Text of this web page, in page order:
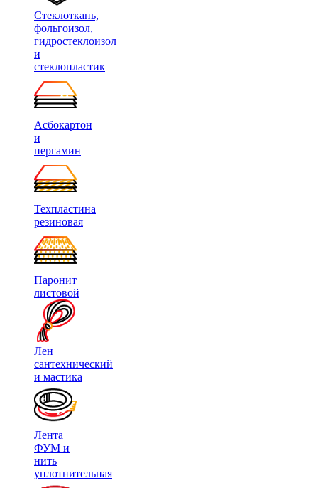
Стеклоткань,
фольгоизол,
гидростеклоизол
и
стеклопластик
Асбокартон
и
пергамин
Техпластина
резиновая
Паронит
листовой
Лен
сантехнический
и мастика
Лента
ФУМ и
нить
уплотнительная